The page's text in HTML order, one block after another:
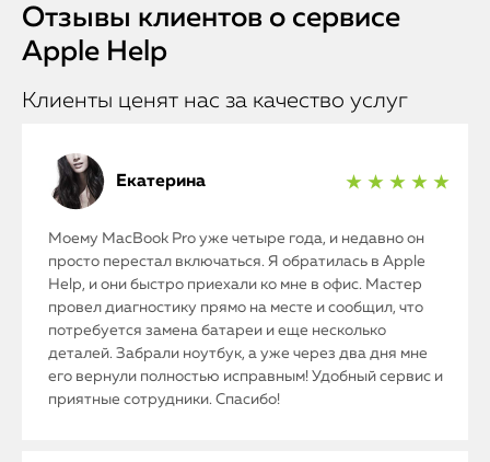
Статьи
Отзывы клиентов о сервисе
Apple Help
Клиенты ценят нас за качество услуг
Екатерина ★ ★ ★ ★ ★
Моему MacBook Pro уже четыре года, и недавно он
просто перестал включаться. Я обратилась в Apple
Help, и они быстро приехали ко мне в офис. Мастер
провел диагностику прямо на месте и сообщил, что
потребуется замена батареи и еще несколько
деталей. Забрали ноутбук, а уже через два дня мне
его вернули полностью исправным! Удобный сервис и
приятные сотрудники. Спасибо!